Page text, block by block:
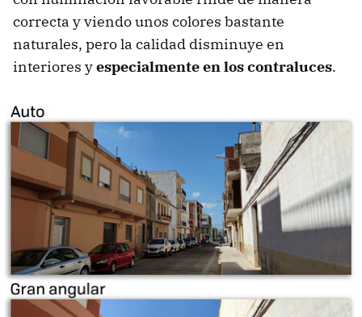
correcta y viendo unos colores bastante
naturales, pero la calidad disminuye en
interiores yespecialmente en los contraluces.